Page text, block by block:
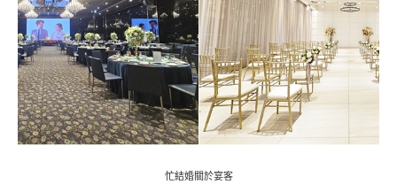
忙結婚關於宴客